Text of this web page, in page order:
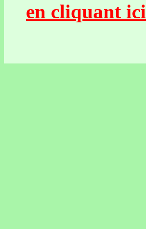
en cliquant ici